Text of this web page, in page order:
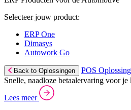
Selecteer jouw product:
ERP One
Dimasys
Autowork Go
Back to Oplossingen
POS
Snelle, naadloze betaalervaring voor je
Lees meer